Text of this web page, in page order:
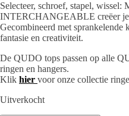
Selecteer, schroef, stapel, wissel:
INTERCHANGEABLE creëer je
Gecombineerd met sprankelende
fantasie en creativiteit.
De QUDO tops passen op alle
ringen en hangers.
Klik hier voor onze collectie
Uitverkocht